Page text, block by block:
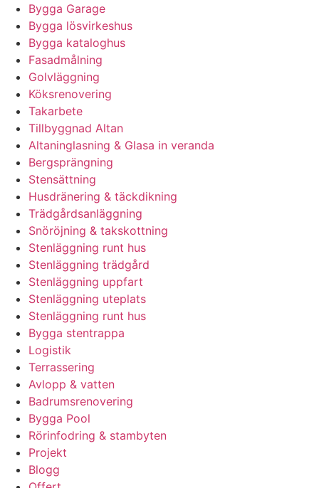
Bygga Garage
Bygga lösvirkeshus
Bygga kataloghus
Fasadmålning
Golvläggning
Köksrenovering
Takarbete
Tillbyggnad Altan
Altaninglasning & Glasa in veranda
Bergsprängning
Stensättning
Husdränering & täckdikning
Trädgårdsanläggning
Snöröjning & takskottning
Stenläggning runt hus
Stenläggning trädgård
Stenläggning uppfart
Stenläggning uteplats
Stenläggning runt hus
Bygga stentrappa
Logistik
Terrassering
Avlopp & vatten
Badrumsrenovering
Bygga Pool
Rörinfodring & stambyten
Projekt
Blogg